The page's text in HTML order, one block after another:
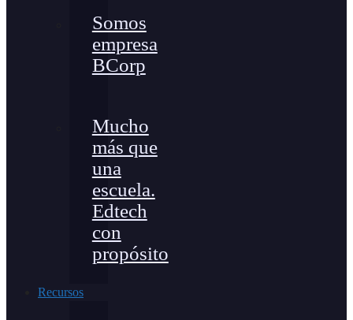
Somos
empresa
BCorp
Mucho
más que
una
escuela.
Edtech
con
propósito
Recursos